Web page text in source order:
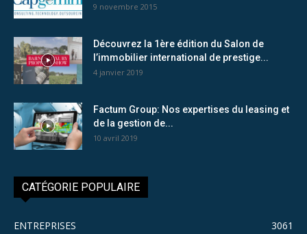
9 novembre 2015
Découvrez la 1ère édition du Salon de
l’immobilier international de prestige...
4 janvier 2019
Factum Group: Nos expertises du leasing et
de la gestion de...
10 avril 2019
CATÉGORIE POPULAIRE
ENTREPRISES
3061